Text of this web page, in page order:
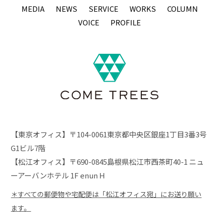
MEDIA NEWS SERVICE WORKS
COLUMN
VOICE
PROFILE
【東京オフィス】〒104-0061東京都中央区銀座1丁目3番3号
G1ビル7階
【松江オフィス】〒690-0845島根県松江市西茶町40-1 ニュ
ーアーバンホテル 1F enun H
＊すべての郵便物や宅配便は「松江オフィス宛」にお送り願い
ます。